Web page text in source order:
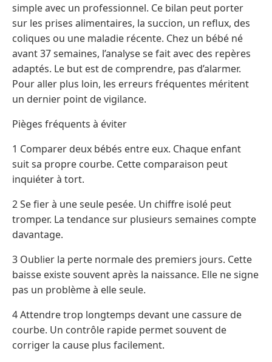
simple avec un professionnel. Ce bilan peut porter
sur les prises alimentaires, la succion, un reflux, des
coliques ou une maladie récente. Chez un bébé né
avant 37 semaines, l’analyse se fait avec des repères
adaptés. Le but est de comprendre, pas d’alarmer.
Pour aller plus loin, les erreurs fréquentes méritent
un dernier point de vigilance.
Pièges fréquents à éviter
1 Comparer deux bébés entre eux. Chaque enfant
suit sa propre courbe. Cette comparaison peut
inquiéter à tort.
2 Se fier à une seule pesée. Un chiffre isolé peut
tromper. La tendance sur plusieurs semaines compte
davantage.
3 Oublier la perte normale des premiers jours. Cette
baisse existe souvent après la naissance. Elle ne signe
pas un problème à elle seule.
4 Attendre trop longtemps devant une cassure de
courbe. Un contrôle rapide permet souvent de
corriger la cause plus facilement.